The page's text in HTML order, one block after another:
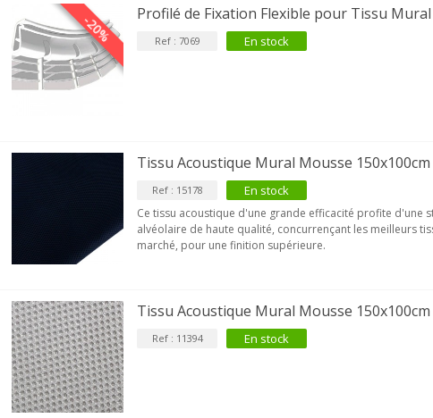
59,90 €
VIABLUE T8 Borniers Enceinte
Cuivre +...
119,90 €
134,90 €
VIABLUE NF-S1 T8 Câble de
Modulation Jack 3.5mm...
NEUTRIK NC3FXX Connecteur
XLR Femelle 3 Pôles...
4,30 €4,95 €
-20% Profilé de Fixation Flexible pour Tissu
Ref : 7069 En stock
Tissu Acoustique Mural Mousse
Ref : 15178 En stock
Ce tissu acoustique d'une grande efficacité profite d'une
alvéolaire de haute qualité, concurrençant les meilleurs
marché, pour une finition supérieure.
Tissu Acoustique Mural Mousse 150x100cm
Ref : 11394 En stock